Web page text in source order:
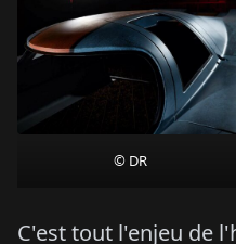
© DR
C'est tout l'enjeu de